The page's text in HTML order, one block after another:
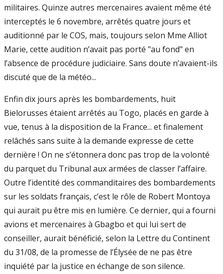
militaires. Quinze autres mercenaires avaient même été
interceptés le 6 novembre, arrêtés quatre jours et
auditionné par le COS, mais, toujours selon Mme Alliot
Marie, cette audition n’avait pas porté "au fond" en
l’absence de procédure judiciaire. Sans doute n’avaient-ils
discuté que de la météo...
Enfin dix jours après les bombardements, huit
Bielorusses étaient arrêtés au Togo, placés en garde à
vue, tenus à la disposition de la France... et finalement
relâchés sans suite à la demande expresse de cette
dernière ! On ne s’étonnera donc pas trop de la volonté
du parquet du Tribunal aux armées de classer l’affaire.
Outre l’identité des commanditaires des bombardements
sur les soldats français, c’est le rôle de Robert Montoya
qui aurait pu être mis en lumière. Ce dernier, qui a fourni
avions et mercenaires à Gbagbo et qui lui sert de
conseiller, aurait bénéficié, selon la Lettre du Continent
du 31/08, de la promesse de l’Élysée de ne pas être
inquiété par la justice en échange de son silence.